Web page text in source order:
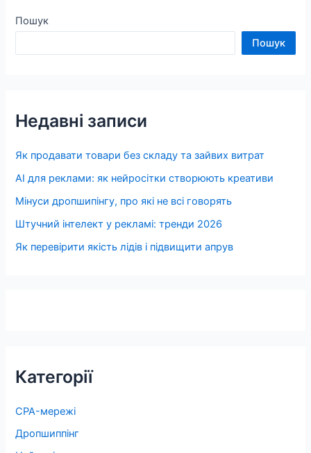
Пошук
Пошук
Недавні записи
Як продавати товари без складу та зайвих витрат
AI для реклами: як нейросітки створюють креативи
Мінуси дропшипінгу, про які не всі говорять
Штучний інтелект у рекламі: тренди 2026
Як перевірити якість лідів і підвищити апрув
Категорії
CPA-мережі
Дропшиппінг